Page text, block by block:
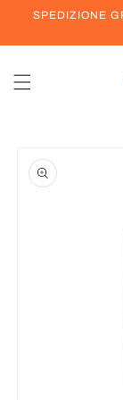
direttamente
SPEDIZIONE
informazioni
sul prodotto